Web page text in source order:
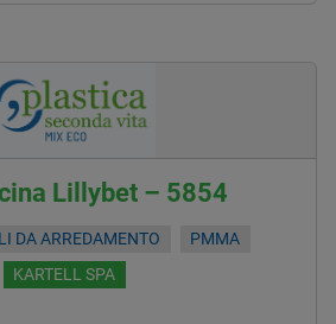
Lillybet – 5854
DA ARREDAMENTO
PMMA
KARTELL SPA